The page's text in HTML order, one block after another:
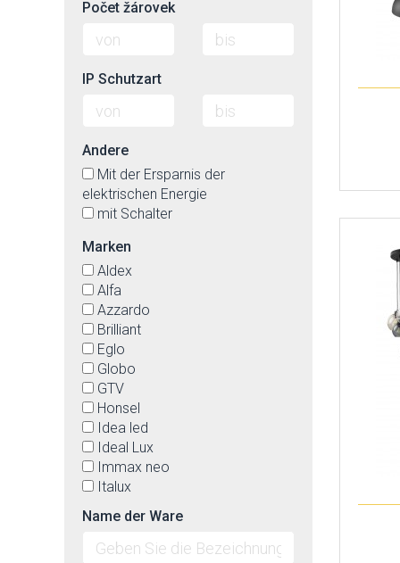
weiß-matt
Počet žárovek
IP Schutzart
Andere
Mit der Ersparnis der
elektrischen Energie
mit Schalter
Marken
Aldex
Alfa
Azzardo
Brilliant
Eglo
Globo
GTV
Honsel
Idea led
Ideal Lux
Immax neo
Italux
Jupiter
Kaja
Keter lighting
Name der Ware